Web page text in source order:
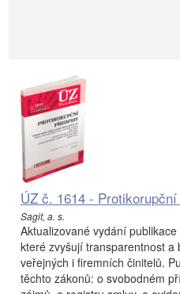
ÚZ č. 1614 -
Sagit, a. s.
Aktualizované vydání
které zvyšují transparentnost
veřejných i firemních činitelů.
těchto zákonů: o svobodném